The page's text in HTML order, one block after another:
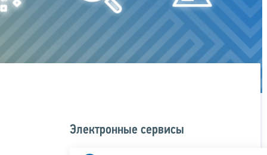
Электронные сервисы